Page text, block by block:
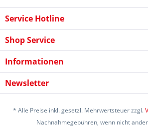
Service Hotline
Shop Service
Informationen
Newsletter
* Alle Preise inkl. gesetzl. Mehrwertsteuer zzgl.
Nachnahmegebühren, wenn nicht